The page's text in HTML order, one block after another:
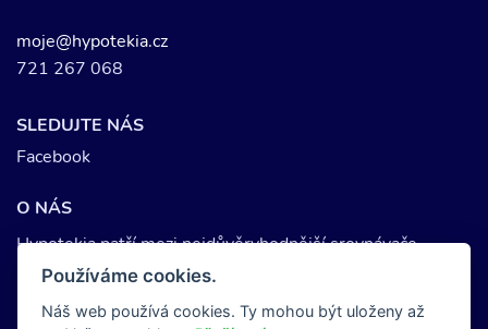
moje@hypotekia.cz
721 267 068
SLEDUJTE NÁS
Facebook
O NÁS
Hypotekia patří mezi nejdůvěryhodnější srovnávače
hypotečních úvěrů. Každoročně si u nás provede srovnání
hypotéky více než 200.000 lidí. Splňujeme nejpřísnější
Používáme cookies.
Náš web používá cookies. Ty mohou být uloženy až